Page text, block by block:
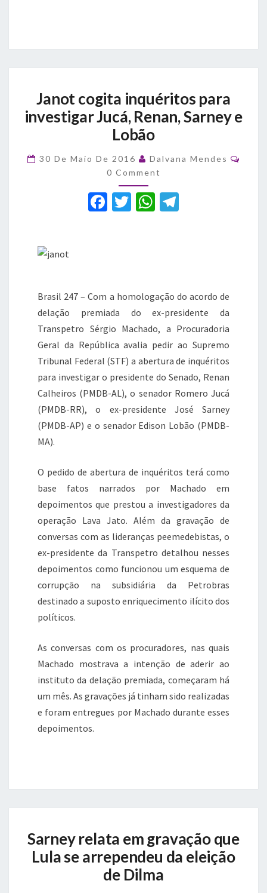
cogita
inquéritos
para
investigar
Renan,
Sarney
e
Lobão
Janot cogita inquéritos para
investigar Jucá, Renan, Sarney e
Lobão
30 De Maio De 2016 Dalvana Mendes
0 Comment
F
o
o
k
T W
p
p
m
Brasil 247 – Com a homologação do acordo de
delação premiada do ex-presidente da
Transpetro Sérgio Machado, a Procuradoria
Geral da República avalia pedir ao Supremo
Tribunal Federal (STF) a abertura de inquéritos
para investigar o presidente do Senado, Renan
Calheiros (PMDB-AL), o senador Romero Jucá
(PMDB-RR), o ex-presidente José Sarney
(PMDB-AP) e o senador Edison Lobão (PMDB-
MA).
O pedido de abertura de inquéritos terá como
base fatos narrados por Machado em
depoimentos que prestou a investigadores da
operação Lava Jato. Além da gravação de
conversas com as lideranças peemedebistas, o
ex-presidente da Transpetro detalhou nesses
depoimentos como funcionou um esquema de
corrupção na subsidiária da Petrobras
destinado a suposto enriquecimento ilícito dos
políticos.
As conversas com os procuradores, nas quais
Machado mostrava a intenção de aderir ao
instituto da delação premiada, começaram há
um mês. As gravações já tinham sido realizadas
e foram entregues por Machado durante esses
depoimentos.
relata
em
gravação
que
Sarney relata em gravação que
Lula se arrependeu da eleição
de Dilma